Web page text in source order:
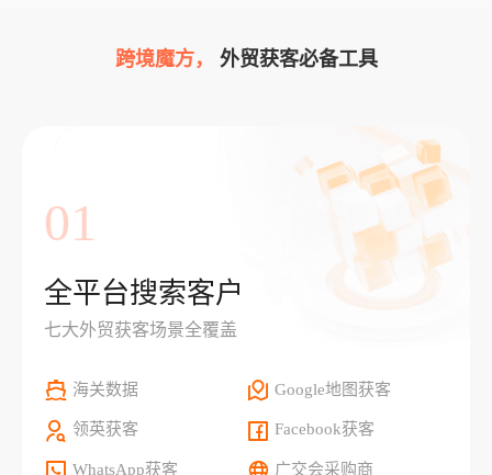
跨境魔方， 外贸获客必备工具
01
全平台搜索客户
七大外贸获客场景全覆盖
海关数据 Google地图获客
领英获客 Facebook获客
WhatsApp获客 广交会采购商